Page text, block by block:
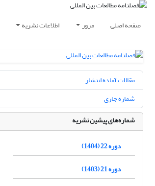
صفحه اصلی مرور اطلاعات نشریه
مقالات آماده انتشار
شماره جاری
شماره‌های پیشین نشریه
دوره 22 (1404)
دوره 21 (1403)